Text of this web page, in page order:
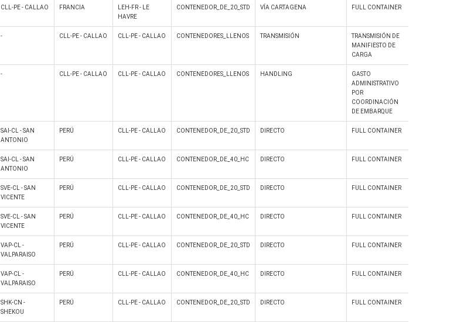
CLL-PE - CALLAO FRANCIA
LEH-FR - LE
HAVRE
CONTENEDOR_DE_20_STD VÍA CARTAGENA FULL CONTAINER
- CLL-PE - CALLAO CLL-PE - CALLAO CONTENEDORES_LLENOS TRANSMISIÓN
TRANSMISIÓN DE
MANIFIESTO DE
CARGA
- CLL-PE - CALLAO CLL-PE - CALLAO CONTENEDORES_LLENOS HANDLING
GASTO
ADMINISTRATIVO
POR
COORDINACIÓN
DE EMBARQUE
SAI-CL - SAN
ANTONIO
PERÚ CLL-PE - CALLAO CONTENEDOR_DE_20_STD DIRECTO FULL CONTAINER
SAI-CL - SAN
ANTONIO
PERÚ CLL-PE - CALLAO CONTENEDOR_DE_40_HC DIRECTO FULL CONTAINER
SVE-CL - SAN
VICENTE
PERÚ CLL-PE - CALLAO CONTENEDOR_DE_20_STD DIRECTO FULL CONTAINER
SVE-CL - SAN
VICENTE
PERÚ CLL-PE - CALLAO CONTENEDOR_DE_40_HC DIRECTO FULL CONTAINER
VAP-CL -
VALPARAISO
PERÚ CLL-PE - CALLAO CONTENEDOR_DE_20_STD DIRECTO FULL CONTAINER
VAP-CL -
VALPARAISO
PERÚ CLL-PE - CALLAO CONTENEDOR_DE_40_HC DIRECTO FULL CONTAINER
SHK-CN -
SHEKOU
PERÚ CLL-PE - CALLAO CONTENEDOR_DE_20_STD DIRECTO FULL CONTAINER